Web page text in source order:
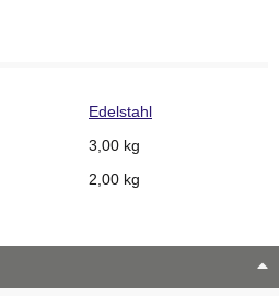
Edelstahl
3,00 kg
2,00 kg